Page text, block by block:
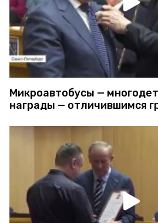
Микроавтобусы —
награды — отличившимся